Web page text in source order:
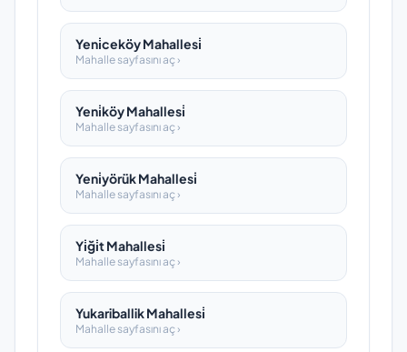
Yeni̇ceköy Mahallesi̇
Mahalle sayfasını aç ›
Yeni̇köy Mahallesi̇
Mahalle sayfasını aç ›
Yeni̇yörük Mahallesi̇
Mahalle sayfasını aç ›
Yi̇ği̇t Mahallesi̇
Mahalle sayfasını aç ›
Yukariballik Mahallesi̇
Mahalle sayfasını aç ›